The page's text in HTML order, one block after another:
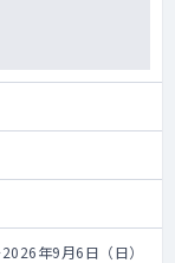
年9月6日（日）